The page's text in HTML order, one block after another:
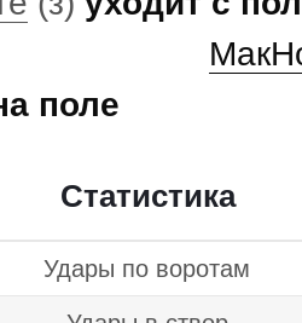
поле
Статистика
Удары по воротам